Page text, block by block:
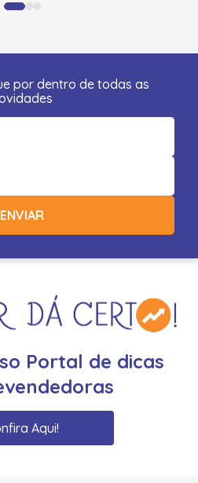
por dentro de todas as
ENVIAR
Portal de dicas
Aqui!